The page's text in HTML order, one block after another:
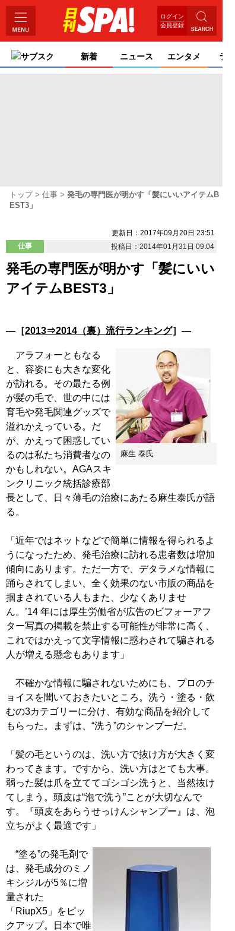
ログイン
会員登録
サブスク 新着 ニュース エンタメ ライ
トップ 仕事
発毛の専門医が明かす「髪にいいアイテムB
EST3」
更新日：2017年09月20日 23:51
仕事
投稿日：2014年01月31日 09:04
発毛の専門医が明かす「髪にいい
アイテムBEST3」
―［2013⇒2014（裏）流行ランキング］―
麻生 泰氏
アラフォーともなる
と、容姿にも大きな変化
が訪れる。その最たる例
が髪の毛で、世の中には
育毛や発毛関連グッズで
溢れかえっている。だ
が、かえって困惑してい
るのは私たち消費者なの
かもしれない。AGAスキ
ンクリニック統括診療部
長として、日々薄毛の治療にあたる麻生泰氏が語
る。
「近年ではネットなどで簡単に情報を得られるよ
うになったため、発毛治療に訪れる患者数は増加
傾向にあります。ただ一方で、デタラメな情報に
踊らされてしまい、全く効果のない市販の商品を
掴まされている人もまた、少なくありませ
ん。’14 年には厚生労働省が広告のビフォーアフ
ター写真の掲載を禁止する可能性が非常に高く、
これではかえって文字情報に惑わされて騙される
人が増える懸念もあります」
不確かな情報に騙されないためにも、プロのチ
ョイスを聞いておきたいところ。洗う・塗る・飲
むの3カテゴリーに分け、有効な商品を紹介して
もらった。まずは、“洗う”のシャンプーだ。
「髪の毛というのは、洗い方で抜け方が大きく変
わってきます。ですから、洗い方はとても大事。
弱った髪は爪を立ててゴシゴシ洗うと、当然抜け
てしまう。頭皮は“泡で洗う”ことが大切なんで
す。『頭皮をあらうせっけんシャンプー』は、泡
立ちがよく最適です」
“塗る”の発毛剤で
は、発毛成分のミノ
キシジルが5％に増
量された
「RiupX5」をピッ
クアップ。日本で唯